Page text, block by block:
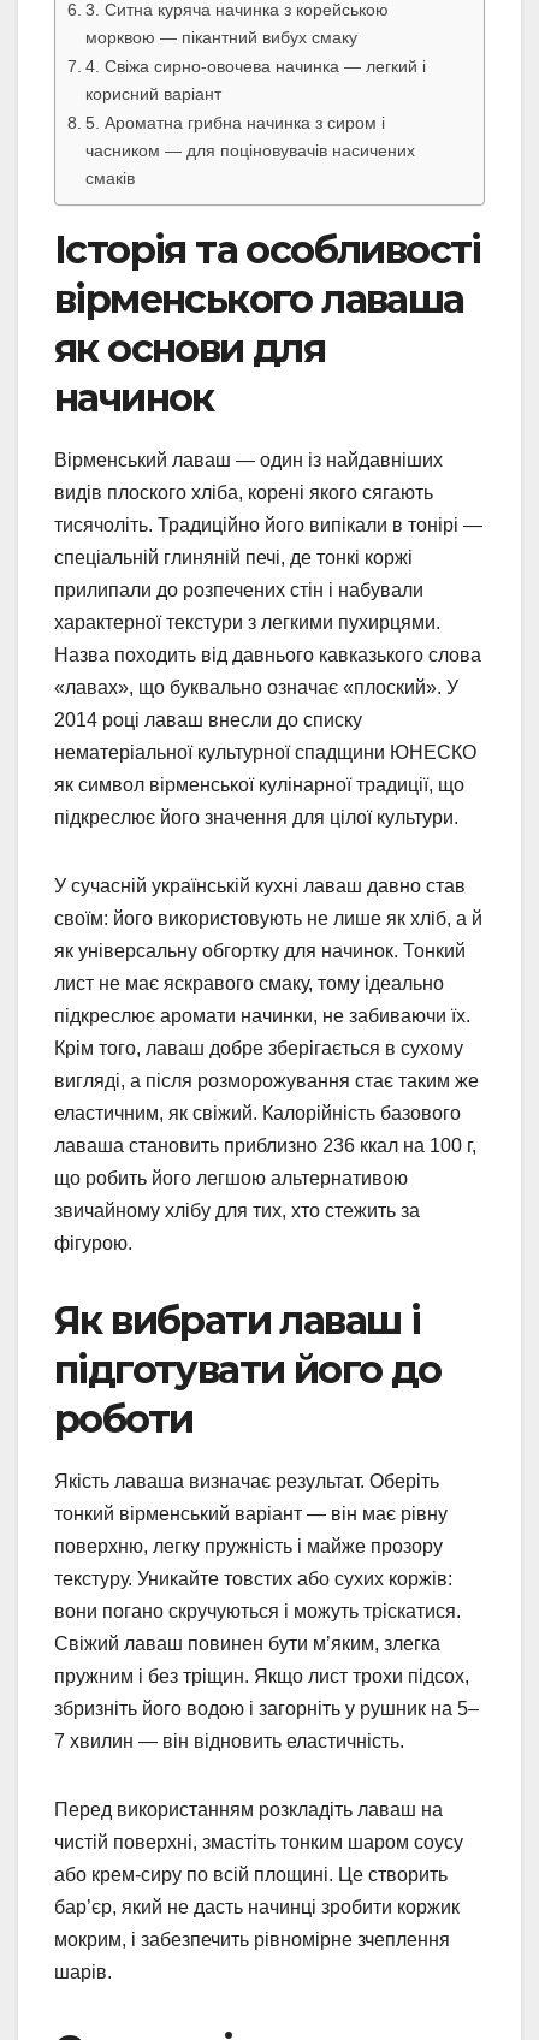
3. Ситна куряча начинка з корейською
морквою — пікантний вибух смаку
4. Свіжа сирно-овочева начинка — легкий і
корисний варіант
5. Ароматна грибна начинка з сиром і
часником — для поціновувачів насичених
смаків
Історія та особливості
вірменського лаваша
як основи для
начинок
Вірменський лаваш — один із найдавніших
видів плоского хліба, корені якого сягають
тисячоліть. Традиційно його випікали в тонірі —
спеціальній глиняній печі, де тонкі коржі
прилипали до розпечених стін і набували
характерної текстури з легкими пухирцями.
Назва походить від давнього кавказького слова
«лавах», що буквально означає «плоский». У
2014 році лаваш внесли до списку
нематеріальної культурної спадщини ЮНЕСКО
як символ вірменської кулінарної традиції, що
підкреслює його значення для цілої культури.
У сучасній українській кухні лаваш давно став
своїм: його використовують не лише як хліб, а й
як універсальну обгортку для начинок. Тонкий
лист не має яскравого смаку, тому ідеально
підкреслює аромати начинки, не забиваючи їх.
Крім того, лаваш добре зберігається в сухому
вигляді, а після розморожування стає таким же
еластичним, як свіжий. Калорійність базового
лаваша становить приблизно 236 ккал на 100 г,
що робить його легшою альтернативою
звичайному хлібу для тих, хто стежить за
фігурою.
Як вибрати лаваш і
підготувати його до
роботи
Якість лаваша визначає результат. Оберіть
тонкий вірменський варіант — він має рівну
поверхню, легку пружність і майже прозору
текстуру. Уникайте товстих або сухих коржів:
вони погано скручуються і можуть тріскатися.
Свіжий лаваш повинен бути м’яким, злегка
пружним і без тріщин. Якщо лист трохи підсох,
збризніть його водою і загорніть у рушник на 5–
7 хвилин — він відновить еластичність.
Перед використанням розкладіть лаваш на
чистій поверхні, змастіть тонким шаром соусу
або крем-сиру по всій площині. Це створить
бар’єр, який не дасть начинці зробити коржик
мокрим, і забезпечить рівномірне зчеплення
шарів.